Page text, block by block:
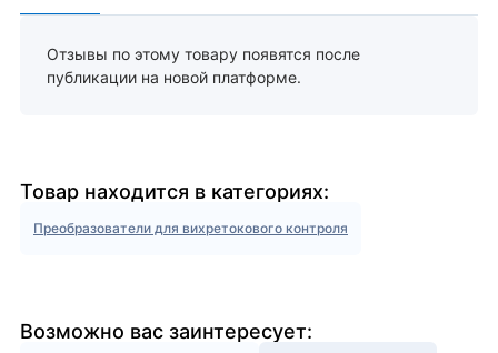
Отзывы по этому товару появятся после
публикации на новой платформе.
Товар находится в категориях:
Преобразователи для вихретокового контроля
Возможно вас заинтересует: